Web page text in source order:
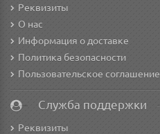
Реквизиты
О нас
Информация о доставке
Политика безопасности
Пользовательское соглашение
Служба поддержки
Реквизиты